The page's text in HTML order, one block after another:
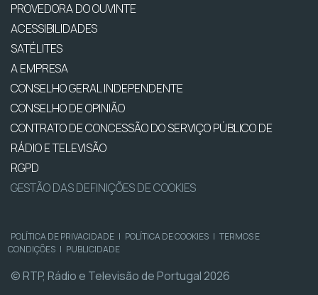
PROVEDORA DO OUVINTE
ACESSIBILIDADES
SATÉLITES
A EMPRESA
CONSELHO GERAL INDEPENDENTE
CONSELHO DE OPINIÃO
CONTRATO DE CONCESSÃO DO SERVIÇO PÚBLICO DE
RÁDIO E TELEVISÃO
RGPD
GESTÃO DAS DEFINIÇÕES DE COOKIES
POLÍTICA DE PRIVACIDADE | POLÍTICA DE COOKIES | TERMOS E
CONDIÇÕES | PUBLICIDADE
© RTP, Rádio e Televisão de Portugal 2026